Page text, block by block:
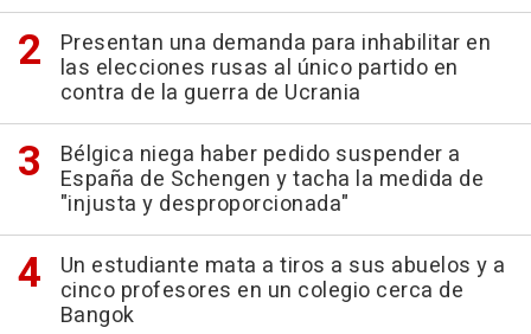
Presentan una demanda para inhabilitar en
las elecciones rusas al único partido en
contra de la guerra de Ucrania
Bélgica niega haber pedido suspender a
España de Schengen y tacha la medida de
"injusta y desproporcionada"
Un estudiante mata a tiros a sus abuelos y a
cinco profesores en un colegio cerca de
Bangok